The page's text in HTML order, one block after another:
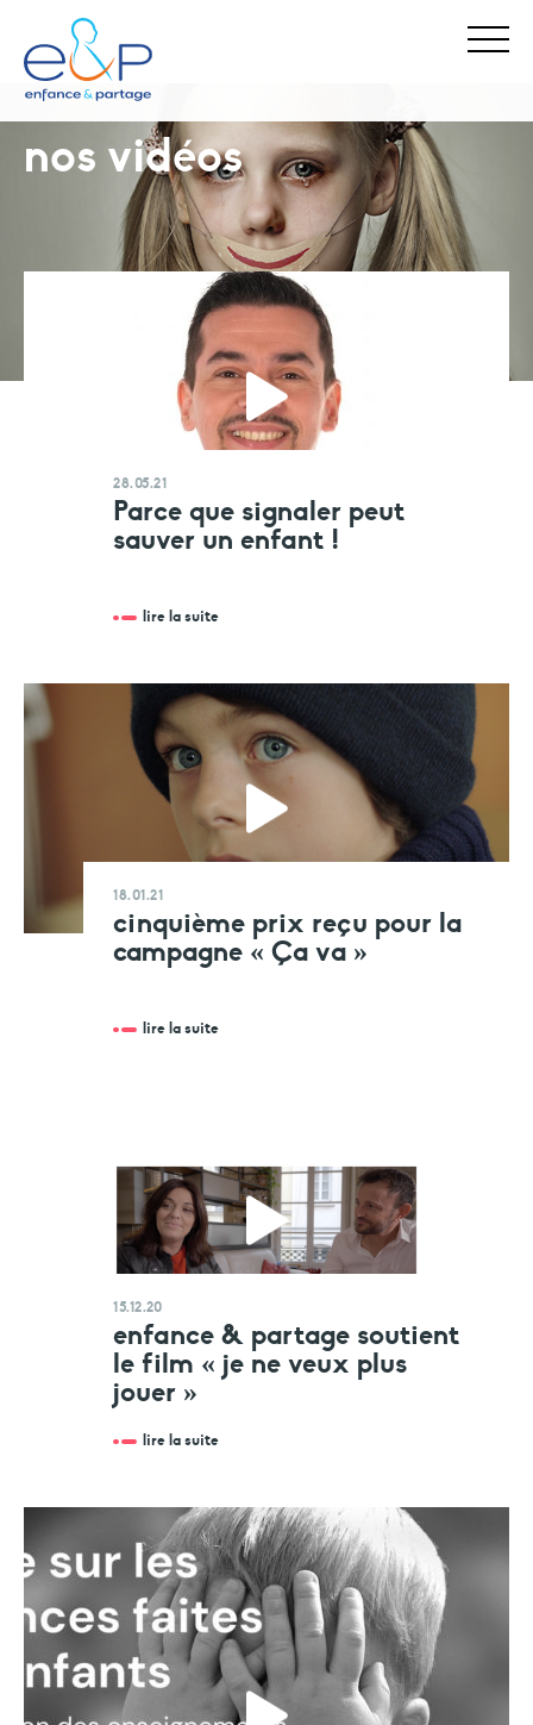
Stop Maltraitance - Stop Conflit
0 800 00 3456
faire un don
nos vidéos
28.05.21
Parce que signaler peut
sauver un enfant !
lire la suite
18.01.21
cinquième prix reçu pour la
campagne « Ça va »
lire la suite
15.12.20
enfance & partage soutient
le film « je ne veux plus
jouer »
lire la suite